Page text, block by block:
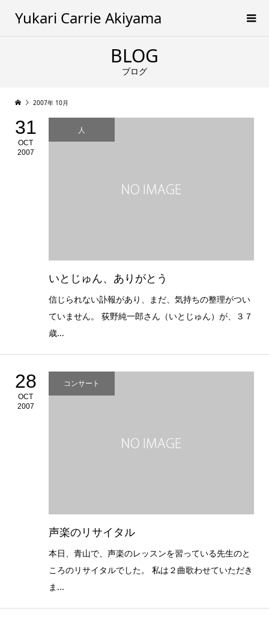
Yukari Carrie Akiyama
BLOG
ブログ
2007年 10月
31
OCT
2007
人
いとじゅん、ありがとう
信じられない訃報があり、まだ、気持ちの整理がつい
ていません。 荻野純一郎さん（いとじゅん）が、３７
歳...
28
OCT
2007
コンサート
声楽のリサイタル
本日、青山で、声楽のレッスンを習っている先生のと
ころのリサイタルでした。 私は２曲歌わせていただき
ま...